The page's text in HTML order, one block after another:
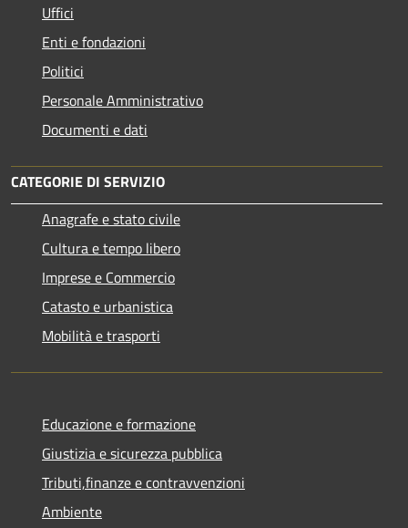
Uffici
Enti e fondazioni
Politici
Personale Amministrativo
Documenti e dati
CATEGORIE DI SERVIZIO
Anagrafe e stato civile
Cultura e tempo libero
Imprese e Commercio
Catasto e urbanistica
Mobilità e trasporti
Educazione e formazione
Giustizia e sicurezza pubblica
Tributi,finanze e contravvenzioni
Ambiente